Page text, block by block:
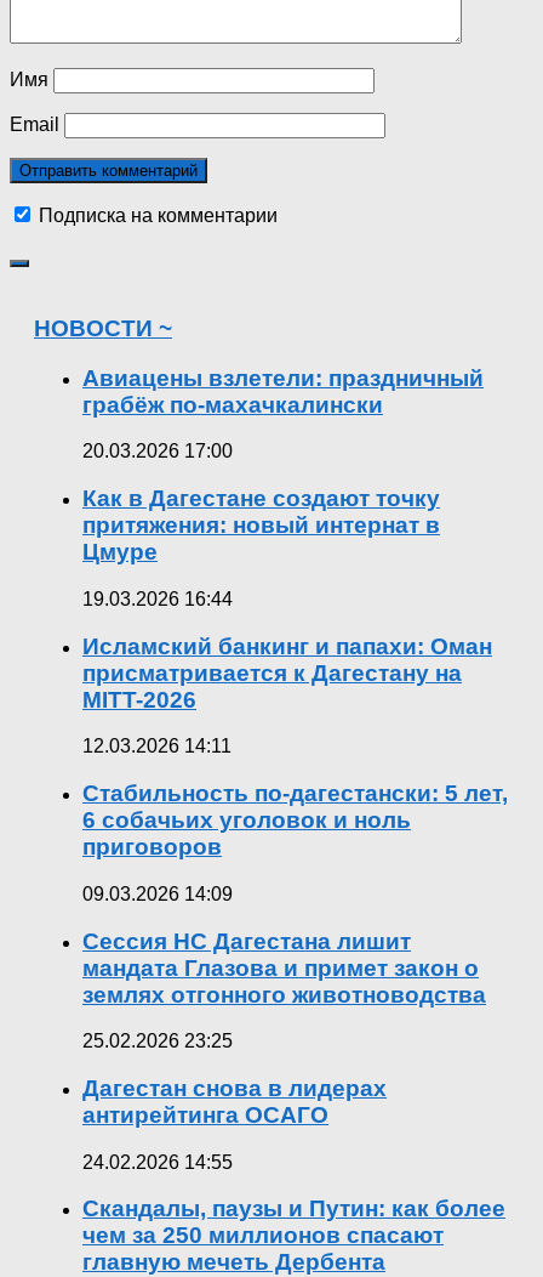
Имя
Email
Подписка на комментарии
НОВОСТИ ~
Авиацены взлетели: праздничный
грабёж по-махачкалински
20.03.2026 17:00
Как в Дагестане создают точку
притяжения: новый интернат в
Цмуре
19.03.2026 16:44
Исламский банкинг и папахи: Оман
присматривается к Дагестану на
MITT-2026
12.03.2026 14:11
Стабильность по-дагестански: 5 лет,
6 собачьих уголовок и ноль
приговоров
09.03.2026 14:09
Сессия НС Дагестана лишит
мандата Глазова и примет закон о
землях отгонного животноводства
25.02.2026 23:25
Дагестан снова в лидерах
антирейтинга ОСАГО
24.02.2026 14:55
Скандалы, паузы и Путин: как более
чем за 250 миллионов спасают
главную мечеть Дербента